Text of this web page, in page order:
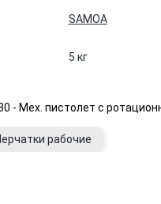
SAMOA
5 кг
- Мех. пистолет c
рабочие